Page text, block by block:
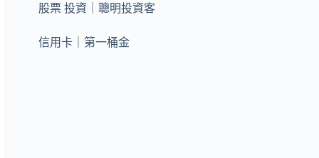
股票 投資｜聰明投資客
信用卡｜第一桶金